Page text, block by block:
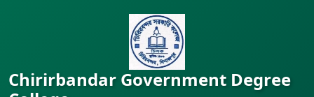
Chirirbandar Government Degree